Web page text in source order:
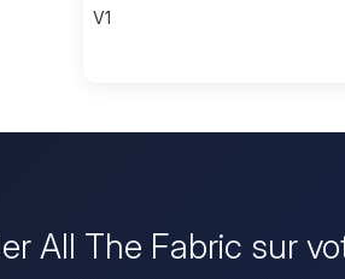
V1
All The Fabric sur